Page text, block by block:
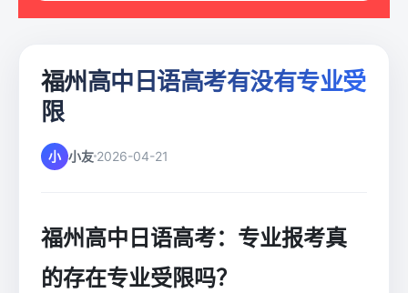
福州高中日语高考有没有专业受
限
小 小友 2026-04-21
福州高中日语高考：专业报考真
的存在专业受限吗？